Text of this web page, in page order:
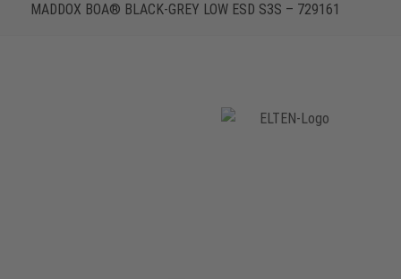
MADDOX BOA® BLACK-GREY LOW ESD S3S – 729161